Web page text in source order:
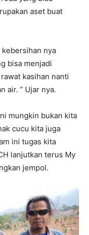
aset buat
nya
bisa menjadi
kasihan nanti
air. ” Ujar nya.
mungkin bukan kita
cucu kita juga
ini tugas kita
lanjutkan terus My
jempol.